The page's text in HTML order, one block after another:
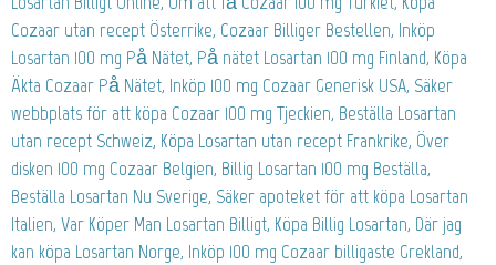
Cozaar utan recept Österrike, Cozaar Billiger Bestellen, Inköp
Losartan 100 mg På Nätet, På nätet Losartan 100 mg Finland, Köpa
Äkta Cozaar På Nätet, Inköp 100 mg Cozaar Generisk USA, Säker
webbplats för att köpa Cozaar 100 mg Tjeckien, Beställa Losartan
utan recept Schweiz, Köpa Losartan utan recept Frankrike, Över
disken 100 mg Cozaar Belgien, Billig Losartan 100 mg Beställa,
Beställa Losartan Nu Sverige, Säker apoteket för att köpa Losartan
Italien, Var Köper Man Losartan Billigt, Köpa Billig Losartan, Där jag
kan köpa Losartan Norge, Inköp 100 mg Cozaar billigaste Grekland,